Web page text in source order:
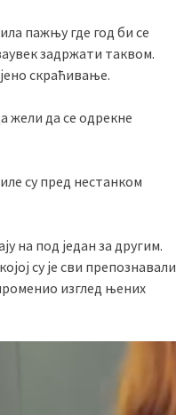
пажњу где год би се
задржати таквом.
скраћивање.
жели да се одрекне
су пред нестанком
на под један за другим.
су је сви препознавали
изглед њених